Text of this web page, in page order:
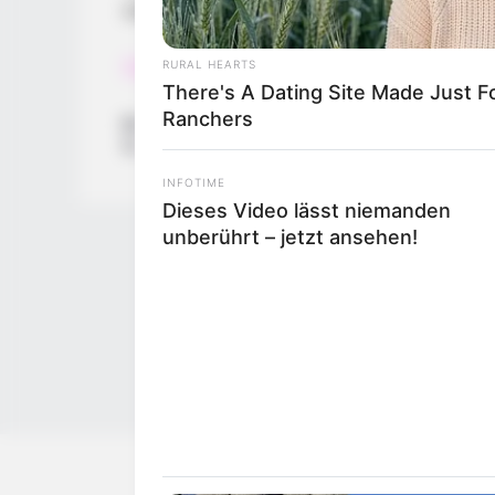
world since they launched the market.
Read more
Categories
All
Tags
Arcade,Fidget,New,Racing,Spinner,Webgl,
RURAL HEARTS
There's A Dating Site Made Just
Ranchers
INFOTIME
Dieses Video lässt niemanden
unberührt – jetzt ansehen!